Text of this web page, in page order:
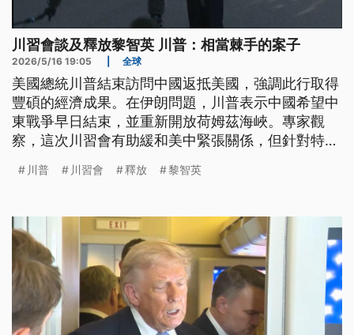
川習會談及釋放黎智英 川普：相當棘手的案子
2026/5/16 19:05 全球
美國總統川普結束訪問中國返抵美國，強調此行取得
豐碩的經濟成果。在伊朗問題，川普表示中國希望中
東戰爭早日結束，並重新開放荷姆茲海峽。專家觀
察，這次川習會有助緩和美中緊張關係，但針對特定
川普 川習會 釋放 黎智英